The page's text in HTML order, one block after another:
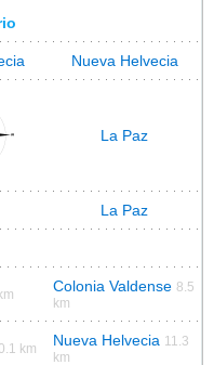
Nueva Helvecia
La Paz
La Paz
Colonia Valdense 8.5
km
km Nueva Helvecia 11.3
km